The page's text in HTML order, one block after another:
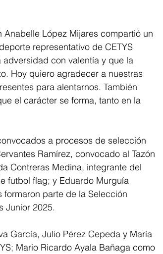
López Mijares compartió un
representativo de CETYS
adversidad con valentía y que la
Hoy quiero agradecer a nuestras
para alentarnos. También
el carácter se forma, tanto en la
a procesos de selección
Ramírez, convocado al Tazón
Contreras Medina, integrante del
futbol flag; y Eduardo Murguía
formaron parte de la Selección
Junior 2025.
García, Julio Pérez Cepeda y María
Mario Ricardo Ayala Bañaga como